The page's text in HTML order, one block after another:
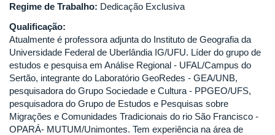
Regime de Trabalho: Dedicação Exclusiva
Qualificação:
Atualmente é professora adjunta do Instituto de Geografia da
Universidade Federal de Uberlândia IG/UFU. Líder do grupo de
estudos e pesquisa em Análise Regional - UFAL/Campus do
Sertão, integrante do Laboratório GeoRedes - GEA/UNB,
pesquisadora do Grupo Sociedade e Cultura - PPGEO/UFS,
pesquisadora do Grupo de Estudos e Pesquisas sobre
Migrações e Comunidades Tradicionais do rio São Francisco -
OPARÁ- MUTUM/Unimontes. Tem experiência na área de